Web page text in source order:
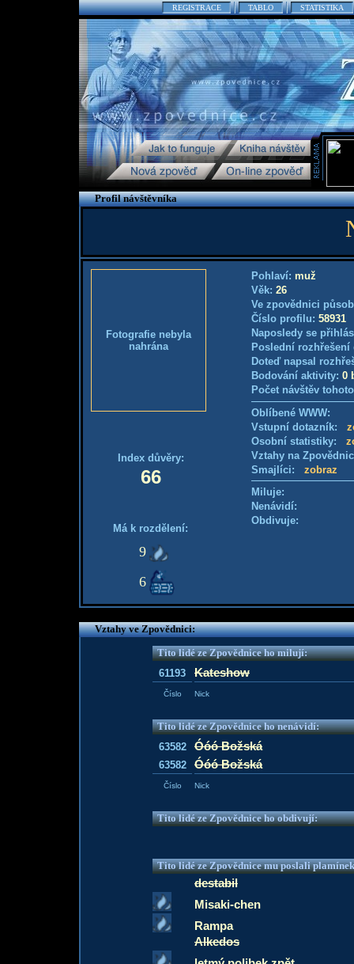
REGISTRACE TABLO STATISTIKA
Profil návštěvníka
Fotografie nebyla
nahrána
Index důvěry:
66
Má k rozdělení:
9
6
Pohlaví: muž
Věk: 26
Ve zpovědnici
Číslo profilu: 58931
Naposledy se
Poslední
Doteď napsal
Bodování aktivity: 0
Počet návštěv
Oblíbené WWW:
Vstupní dotazník:
Osobní statistiky:
Vztahy na
Smajlíci: zobraz
Miluje:
Nenávidí:
Obdivuje:
Vztahy ve Zpovědnici:
Tito lidé ze Zpovědnice ho milují:
61193
Kateshow
Číslo Nick
Tito lidé ze Zpovědnice ho nenávidí:
63582
Óóó Božská
63582 Óóó Božská
Číslo Nick
Tito lidé ze Zpovědnice ho obdivují:
Tito lidé ze Zpovědnice mu poslali
destabil
Misaki-chen
Rampa
Alkedos